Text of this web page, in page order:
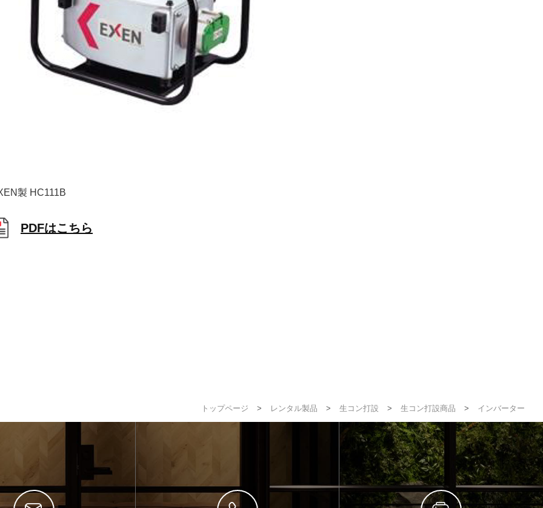
製 HC111B
PDFはこちら
トップページ > レンタル製品 > 生コン打設 > 生コン打設商品 > インバーター